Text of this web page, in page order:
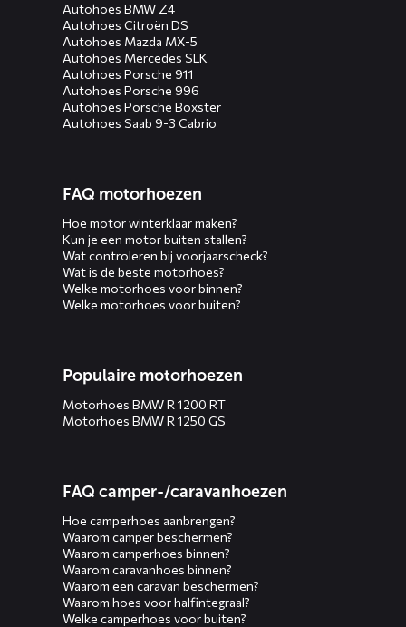
Autohoes BMW Z4
Autohoes Citroën DS
Autohoes Mazda MX-5
Autohoes Mercedes SLK
Autohoes Porsche 911
Autohoes Porsche 996
Autohoes Porsche Boxster
Autohoes Saab 9-3 Cabrio
FAQ motorhoezen
Hoe motor winterklaar maken?
Kun je een motor buiten stallen?
Wat controleren bij voorjaarscheck?
Wat is de beste motorhoes?
Welke motorhoes voor binnen?
Welke motorhoes voor buiten?
Populaire motorhoezen
Motorhoes BMW R 1200 RT
Motorhoes BMW R 1250 GS
FAQ camper-/caravanhoezen
Hoe camperhoes aanbrengen?
Waarom camper beschermen?
Waarom camperhoes binnen?
Waarom caravanhoes binnen?
Waarom een caravan beschermen?
Waarom hoes voor halfintegraal?
Welke camperhoes voor buiten?